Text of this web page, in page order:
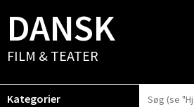
DANSK
FILM & TEATER
Kategorier